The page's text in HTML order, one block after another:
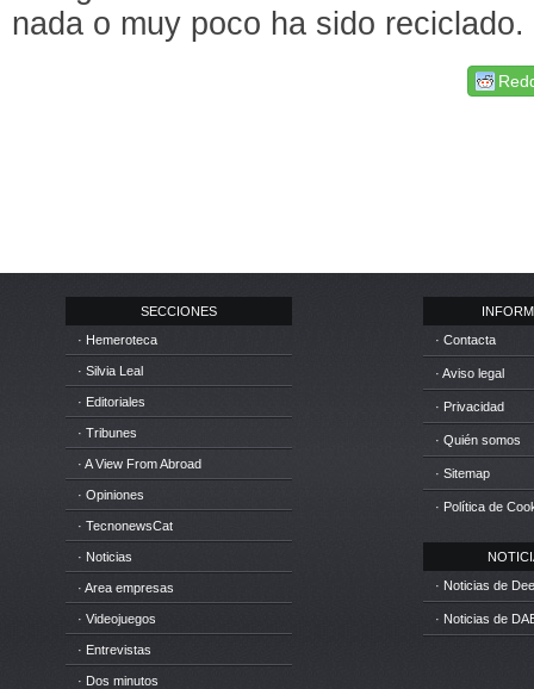
nada o muy poco ha sido reciclado.
SECCIONES
· Hemeroteca
· Silvia Leal
· Editoriales
· Tribunes
· A View From Abroad
· Opiniones
· TecnonewsCat
· Noticias
· Area empresas
· Videojuegos
· Entrevistas
· Dos minutos
· Contacta
· Aviso legal
· Privacidad
· Quién somos
· Sitemap
· Política de
· Noticias de
· Noticias de